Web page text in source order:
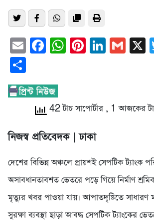
EmailFacebook
WhatsApp
Pinterest
42 টাচ সাপোর্টার , 1 আজকের
নিজস্ব প্রতিবেদক | ঢাকা
দেশের বিভিন্ন অঞ্চলে প্রায়শই সেপটিক ট্যাংক
অসাবধানতাবশত ভেতরে পড়ে গিয়ে নির্মাণ
মৃত্যুর খবর পাওয়া যায়। আপাতদৃষ্টিতে
সুরক্ষা ব্যবস্থা ছাড়া আবদ্ধ সেপটিক ট্যাংকের